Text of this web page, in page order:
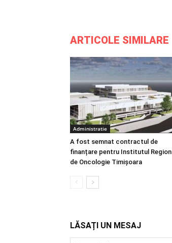
ARTICOLE SIMILARE
Administratie
A fost semnat contractul de
finanțare pentru Institutul
de Oncologie Timișoara
LĂSAȚI UN MESAJ